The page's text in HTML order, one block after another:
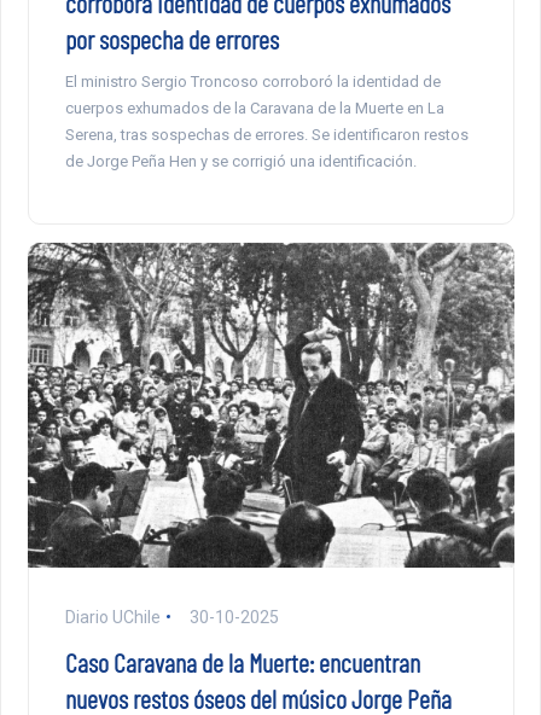
por sospecha de errores
El ministro Sergio Troncoso corroboró la identidad de
cuerpos exhumados de la Caravana de la Muerte en La
Serena, tras sospechas de errores. Se identificaron restos
de Jorge Peña Hen y se corrigió una identificación.
Diario UChile 30-10-2025
Caso Caravana de la Muerte: encuentran
nuevos restos óseos del músico Jorge Peña